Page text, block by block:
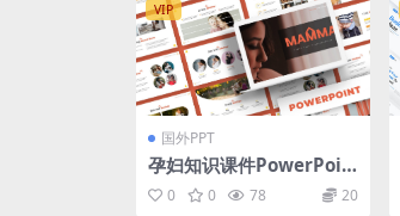
VIP
国外PPT
孕妇知识课件PowerPoin
t演示文稿模板 Mamma –
Powerpoint Template
0 0 78 20